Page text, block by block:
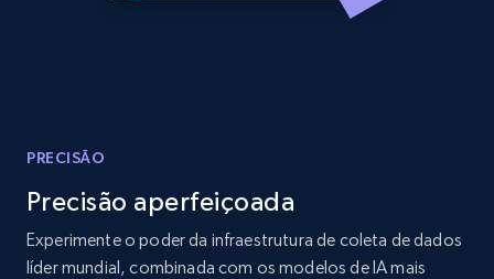
more.
2.1K+ 375+ Comece agora
PRECISÃO
Precisão aperfeiçoada
Experimente o poder da infraestrutura de coleta de dados
líder mundial, combinada com os modelos de IA mais